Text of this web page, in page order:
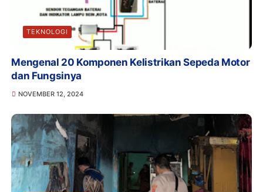
TEKNOLOGI
Mengenal 20 Komponen Kelistrikan Sepeda Motor
dan Fungsinya
NOVEMBER 12, 2024